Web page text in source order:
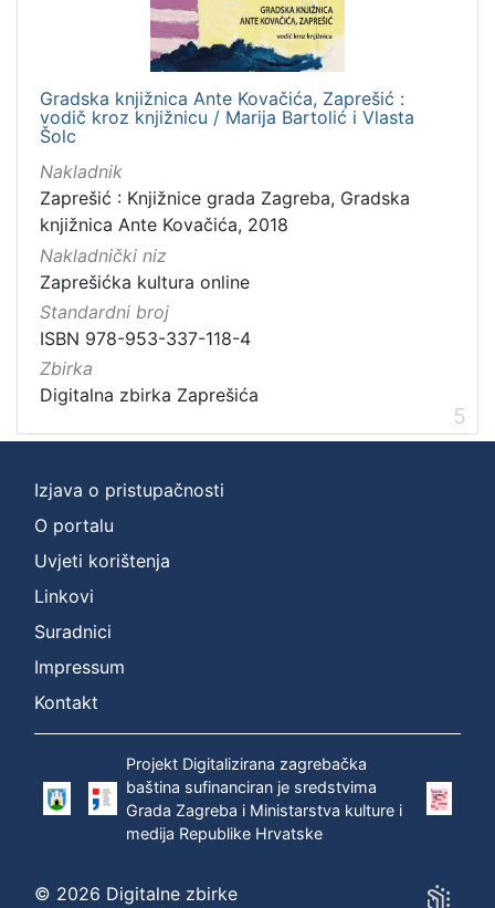
Gradska knjižnica Ante Kovačića, Zaprešić :
vodič kroz knjižnicu / Marija Bartolić i Vlasta
Šolc
Nakladnik
Zaprešić : Knjižnice grada Zagreba, Gradska
knjižnica Ante Kovačića, 2018
Nakladnički niz
Zaprešićka kultura online
Standardni broj
ISBN 978-953-337-118-4
Zbirka
Digitalna zbirka Zaprešića
5
Izjava o pristupačnosti
O portalu
Uvjeti korištenja
Linkovi
Suradnici
Impressum
Kontakt
Projekt Digitalizirana zagrebačka
baština sufinanciran je sredstvima
Grada Zagreba i Ministarstva kulture i
medija Republike Hrvatske
© 2026 Digitalne zbirke